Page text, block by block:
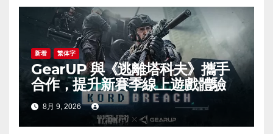
新着 繁体字
GearUP 與《逃離塔科夫》攜手
合作，提升新賽季線上遊戲體驗
8月 9, 2026